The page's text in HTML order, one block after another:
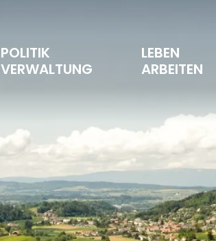
POLITIK
VERWALTUNG
LEBEN
ARBEITEN